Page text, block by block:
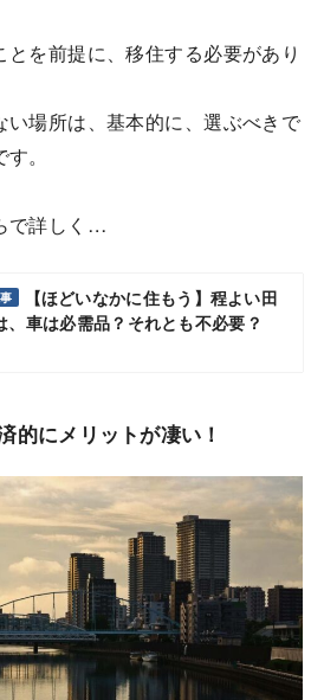
とを前提に、移住する必要があり
い場所は、基本的に、選ぶべきで
。
で詳しく…
【ほどいなかに住もう】程よい田
、車は必需品？それとも不必要？
的にメリットが凄い！